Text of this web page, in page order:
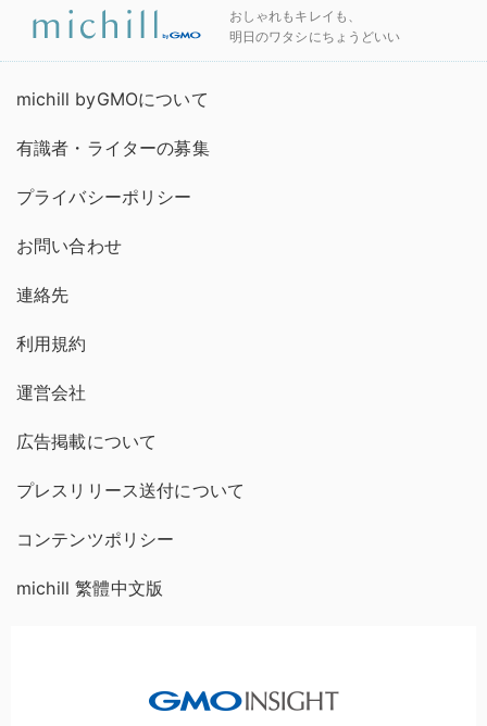
おしゃれもキレイも、
明日のワタシにちょうどいい
michill byGMOについて
有識者・ライターの募集
プライバシーポリシー
お問い合わせ
連絡先
利用規約
運営会社
広告掲載について
プレスリリース送付について
コンテンツポリシー
michill 繁體中文版